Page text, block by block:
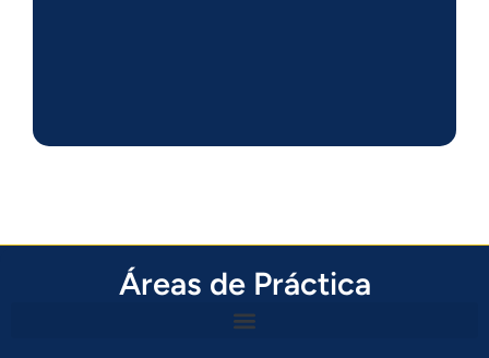
Áreas de Práctica